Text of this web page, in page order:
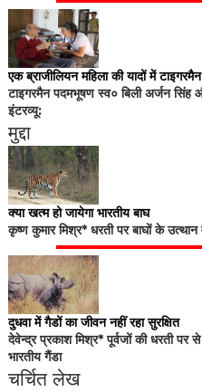
एक ब्राजीलियन महिला की यादों में
टाइगरमैन पदमभूषण स्व० बिली अर्जन सिंह
इंटरव्यू:
मुद्दा
क्या खत्म हो जायेगा भारतीय बाघ
कृष्ण कुमार मिश्र* धरती पर बाघों के
दुधवा में गैडों का जीवन नहीं रहा सुरक्षित
देवेन्द्र प्रकाश मिश्र* पूर्वजों की धरती पर
भारतीय गैंडा
चर्चित लेख